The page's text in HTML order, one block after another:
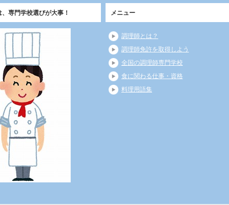
専門学校選びが大事！ メニュー
調理師とは？
調理師免許を取得しよう
全国の調理師専門学校
食に関わる仕事・資格
料理用語集